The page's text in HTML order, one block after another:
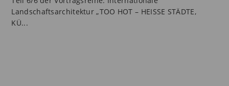
Landschaftsarchitektur „TOO HOT – HEISSE STÄDTE,
KÜ...